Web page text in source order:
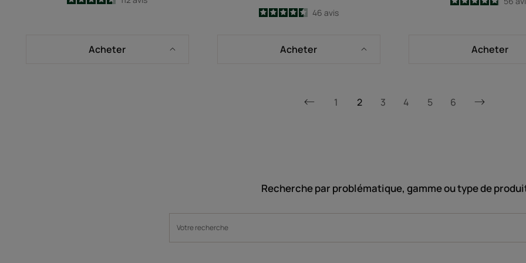
Acheter
4.5
/5
46 avis
Acheter Acheter
1 2 3 4 5 6
Page
Recherche par problématique, gamme ou type de